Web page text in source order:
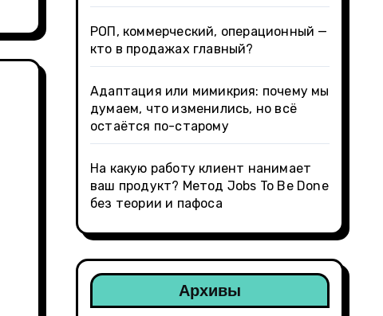
РОП, коммерческий, операционный —
кто в продажах главный?
Адаптация или мимикрия: почему мы
думаем, что изменились, но всё
остаётся по-старому
На какую работу клиент нанимает
ваш продукт? Метод Jobs To Be Done
без теории и пафоса
Архивы